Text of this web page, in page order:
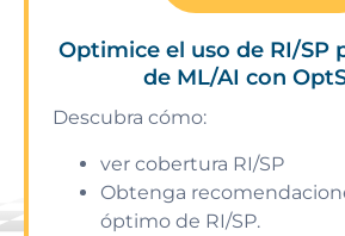
Optimice el uso de RI/SP
de ML/AI con
Descubra cómo:
ver cobertura RI/SP
Obtenga
óptimo de RI/SP.